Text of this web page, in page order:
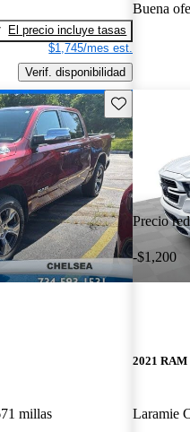
El precio incluye tasas
$1,745/mes est.
Verif. disponibilidad
Buena
Guarda este
millas
Precio
-$1,200
2021 RAM
Laramie